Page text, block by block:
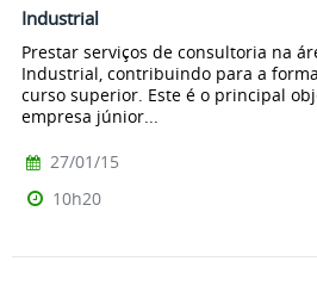
Industrial
Prestar serviços de consultoria na
Industrial, contribuindo para a
curso superior. Este é o principal
empresa júnior...
27/01/15
10h20